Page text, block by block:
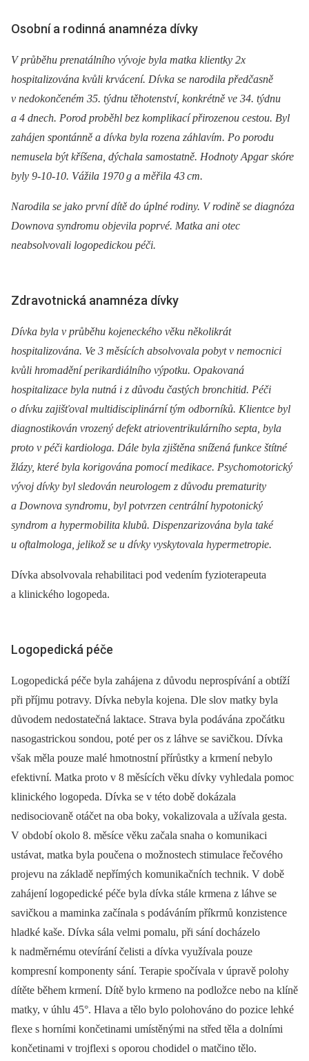
Osobní a rodinná anamnéza dívky
V průběhu prenatálního vývoje byla matka klientky 2x
hospitalizována kvůli krvácení. Dívka se narodila předčasně
v nedokončeném 35. týdnu těhotenství, konkrétně ve 34. týdnu
a 4 dnech. Porod proběhl bez komplikací přirozenou cestou. Byl
zahájen spontánně a dívka byla rozena záhlavím. Po porodu
nemusela být kříšena, dýchala samostatně. Hodnoty Apgar skóre
byly 9-10-10. Vážila 1970g a měřila 43cm.
Narodila se jako první dítě do úplné rodiny. V rodině se diagnóza
Downova syndromu objevila poprvé. Matka ani otec
neabsolvovali logopedickou péči.
Zdravotnická anamnéza dívky
Dívka byla v průběhu kojeneckého věku několikrát
hospitalizována. Ve 3 měsících absolvovala pobyt v nemocnici
kvůli hromadění perikardiálního výpotku. Opakovaná
hospitalizace byla nutná i z důvodu častých bronchitid. Péči
o dívku zajišťoval multidisciplinární tým odborníků. Klientce byl
diagnostikován vrozený defekt atrioventrikulárního septa, byla
proto v péči kardiologa. Dále byla zjištěna snížená funkce štítné
žlázy, které byla korigována pomocí medikace. Psychomotorický
vývoj dívky byl sledován neurologem z důvodu prematurity
a Downova syndromu, byl potvrzen centrální hypotonický
syndrom a hypermobilita klubů. Dispenzarizována byla také
u oftalmologa, jelikož se u dívky vyskytovala hypermetropie.
Dívka absolvovala rehabilitaci pod vedením fyzioterapeuta
a klinického logopeda.
Logopedická péče
Logopedická péče byla zahájena z důvodu neprospívání a obtíží
při příjmu potravy. Dívka nebyla kojena. Dle slov matky byla
důvodem nedostatečná laktace. Strava byla podávána zpočátku
nasogastrickou sondou, poté per os z láhve se savičkou. Dívka
však měla pouze malé hmotnostní přírůstky a krmení nebylo
efektivní. Matka proto v 8 měsících věku dívky vyhledala pomoc
klinického logopeda. Dívka se v této době dokázala
nedisociovaně otáčet na oba boky, vokalizovala a užívala gesta.
V období okolo 8. měsíce věku začala snaha o komunikaci
ustávat, matka byla poučena o možnostech stimulace řečového
projevu na základě nepřímých komunikačních technik. V době
zahájení logopedické péče byla dívka stále krmena z láhve se
savičkou a maminka začínala s podáváním příkrmů konzistence
hladké kaše. Dívka sála velmi pomalu, při sání docházelo
k nadměrnému otevírání čelisti a dívka využívala pouze
kompresní komponenty sání. Terapie spočívala v úpravě polohy
dítěte během krmení. Dítě bylo krmeno na podložce nebo na klíně
matky, v úhlu 45°. Hlava a tělo bylo polohováno do pozice lehké
flexe s horními končetinami umístěnými na střed těla a dolními
končetinami v trojflexi s oporou chodidel o matčino tělo.